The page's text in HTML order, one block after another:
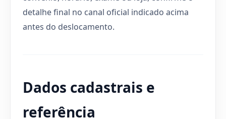
detalhe final no canal oficial indicado acima
antes do deslocamento.
Dados cadastrais e
referência